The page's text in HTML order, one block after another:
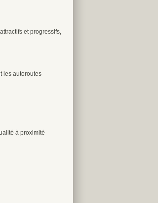
et progressifs,
les autoroutes
à proximité